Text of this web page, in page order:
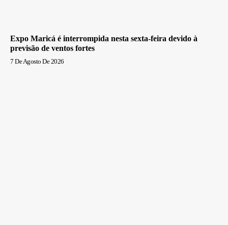
Expo Maricá é interrompida nesta sexta-feira devido à
previsão de ventos fortes
7 De Agosto De 2026